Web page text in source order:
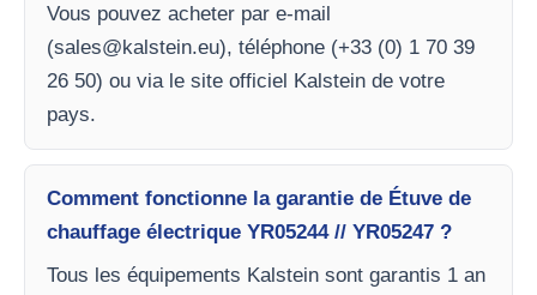
Vous pouvez acheter par e-mail
(sales@kalstein.eu), téléphone (+33 (0) 1 70 39
26 50) ou via le site officiel Kalstein de votre
pays.
Comment fonctionne la garantie de Étuve de
chauffage électrique YR05244 // YR05247 ?
Tous les équipements Kalstein sont garantis 1 an